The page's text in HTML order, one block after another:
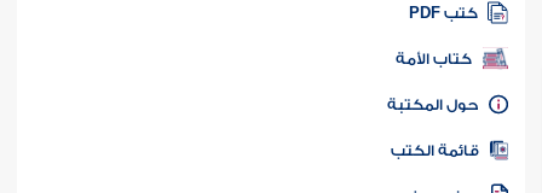
كتب PDF
كتاب الأمة
المكتبة